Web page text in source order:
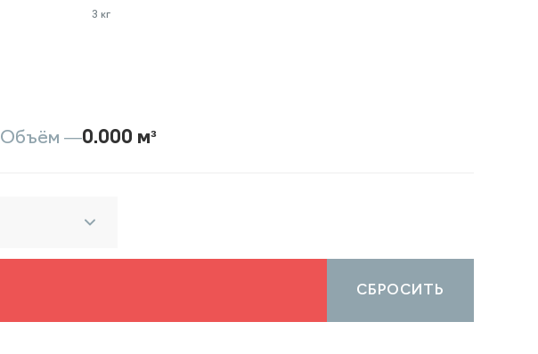
3 кг
Объём —0.000 м³
СБРОСИТЬ